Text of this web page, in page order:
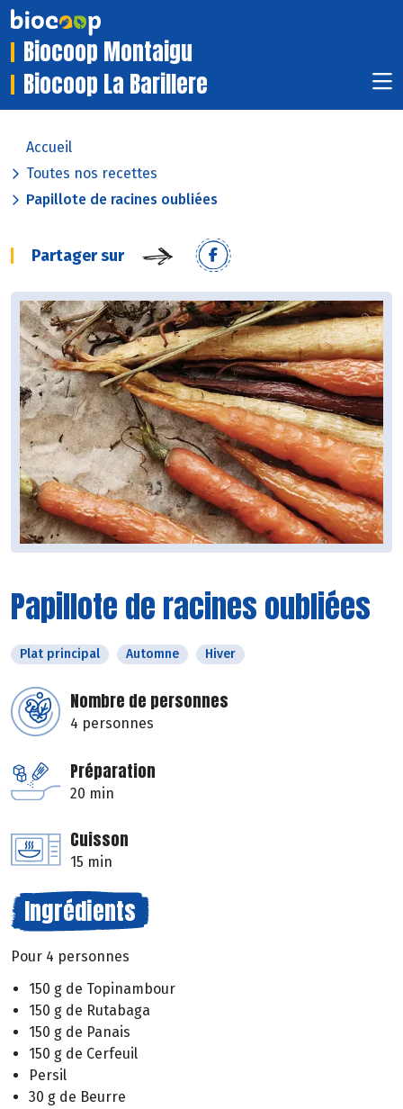
Biocoop Montaigu
Biocoop La Barillere
Accueil
Toutes nos recettes
Papillote de racines oubliées
Partager sur
Papillote de racines oubliées
Plat principal Automne Hiver
Nombre de personnes
4 personnes
Préparation
20 min
Cuisson
15 min
Ingrédients
Pour 4 personnes
150 g de Topinambour
150 g de Rutabaga
150 g de Panais
150 g de Cerfeuil
Persil
30 g de Beurre